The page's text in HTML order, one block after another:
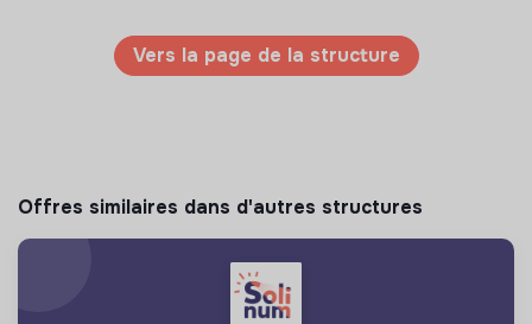
Vers la page de la structure
Offres similaires dans d'autres structures